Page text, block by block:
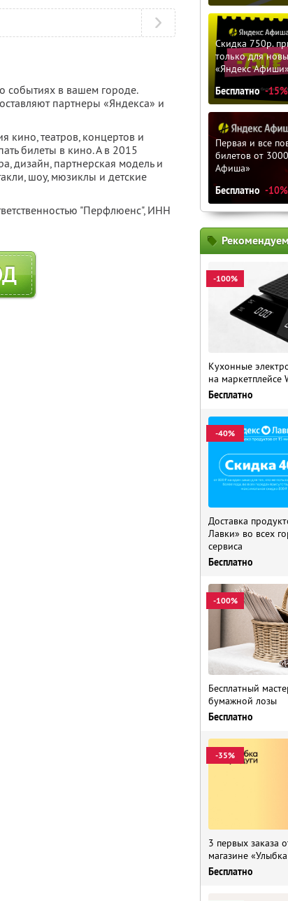
событиях в вашем городе.
партнеры «Яндекса» и
кино, театров, концертов и
билеты в кино. А в 2015
дизайн, партнерская модель и
шоу, мюзиклы и детские
"Перфлюенс", ИНН
Скидка 750р.
только для
«Яндекс Афиши»
Бесплатно -15%
Первая и все
билетов от
Афиша»
Бесплатно -10%
-100%
Кухонные
на маркетплейсе
Бесплатно
-40%
Доставка
Лавки» во всех
сервиса
Бесплатно
-100%
Бесплатный
бумажной лозы
Бесплатно
-35%
3 первых заказа
магазине
Бесплатно